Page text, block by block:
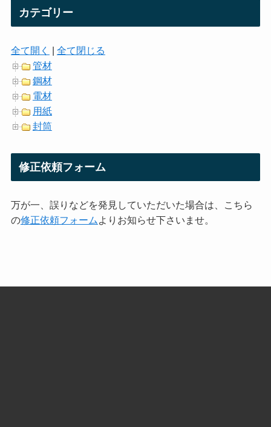
カテゴリー
全て開く | 全て閉じる
管材
鋼材
電材
用紙
封筒
修正依頼フォーム
万が一、誤りなどを発見していただいた場合は、こちら
の修正依頼フォーム よりお知らせ下さいませ。